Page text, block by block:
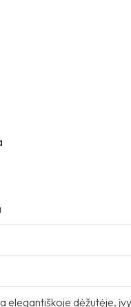
elegantiškoje dėžutėje,